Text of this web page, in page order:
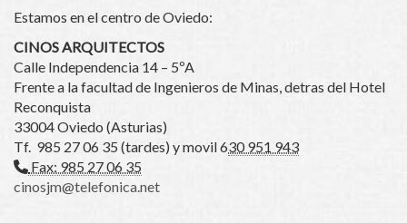
Estamos en el centro de Oviedo:
CINOS ARQUITECTOS
Calle Independencia 14 – 5ºA
Frente a la facultad de Ingenieros de Minas, detras del Hotel
Reconquista
33004 Oviedo (Asturias)
Tf. 985 27 06 35 (tardes) y movil 630 951 943
Fax: 985 27 06 35
cinosjm
telefonica.net